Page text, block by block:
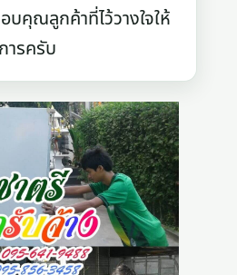
คุณลูกค้าที่ไว้วางใจให้
ารครับ